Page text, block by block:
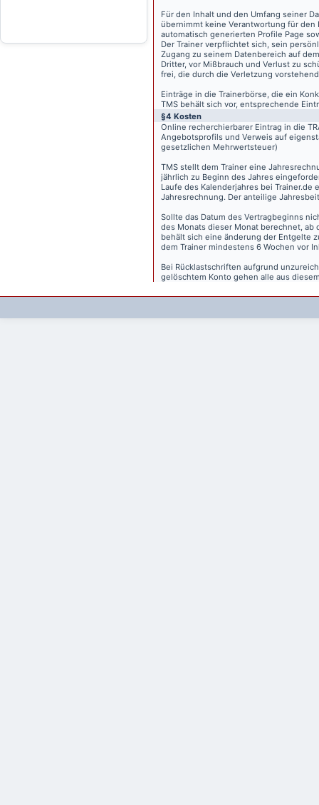
Für den Inhalt und den Umfang seiner
übernimmt keine Verantwortung für den
automatisch generierten Profile Page
Der Trainer verpflichtet sich, sein
Zugang zu seinem Datenbereich auf
Dritter, vor Mißbrauch und Verlust zu
frei, die durch die Verletzung
Einträge in die Trainerbörse, die ein
TMS behält sich vor, entsprechende
§4 Kosten
Online recherchierbarer Eintrag in die
Angebotsprofils und Verweis auf
gesetzlichen Mehrwertsteuer)
TMS stellt dem Trainer eine
jährlich zu Beginn des Jahres
Laufe des Kalenderjahres bei
Jahresrechnung. Der anteilige
Sollte das Datum des Vertragbeginns
des Monats dieser Monat berechnet, ab
behält sich eine änderung der Entgelte
dem Trainer mindestens 6 Wochen vor
Bei Rücklastschriften aufgrund
gelöschtem Konto gehen alle aus